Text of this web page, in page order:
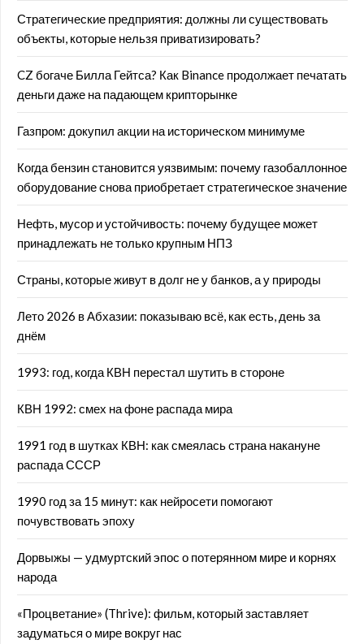
Стратегические предприятия: должны ли существовать
объекты, которые нельзя приватизировать?
CZ богаче Билла Гейтса? Как Binance продолжает печатать
деньги даже на падающем крипторынке
Газпром: докупил акции на историческом минимуме
Когда бензин становится уязвимым: почему газобаллонное
оборудование снова приобретает стратегическое значение
Нефть, мусор и устойчивость: почему будущее может
принадлежать не только крупным НПЗ
Страны, которые живут в долг не у банков, а у природы
Лето 2026 в Абхазии: показываю всё, как есть, день за
днём
1993: год, когда КВН перестал шутить в стороне
КВН 1992: смех на фоне распада мира
1991 год в шутках КВН: как смеялась страна накануне
распада СССР
1990 год за 15 минут: как нейросети помогают
почувствовать эпоху
Дорвыжы — удмуртский эпос о потерянном мире и корнях
народа
«Процветание» (Thrive): фильм, который заставляет
задуматься о мире вокруг нас